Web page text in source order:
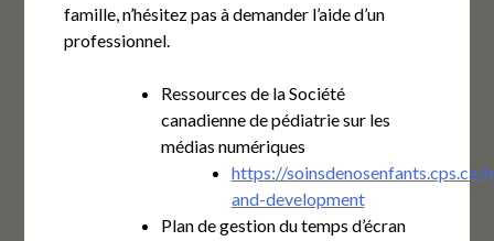
famille, n’hésitez pas à demander l’aide d’un
professionnel.
Ressources de la Société
canadienne de pédiatrie sur les
médias numériques
https://soinsdenosenfants.cps.ca/
and-development
Plan de gestion du temps d’écran